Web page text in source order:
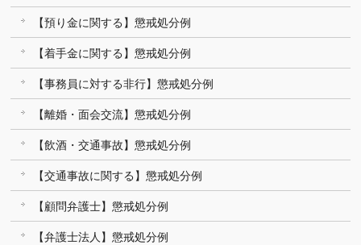
【預り金に関する】懲戒処分例
【着手金に関する】懲戒処分例
【事務員に対する非行】懲戒処分例
【離婚・面会交流】懲戒処分例
【飲酒・交通事故】懲戒処分例
【交通事故に関する】懲戒処分例
【顧問弁護士】懲戒処分例
【弁護士法人】懲戒処分例